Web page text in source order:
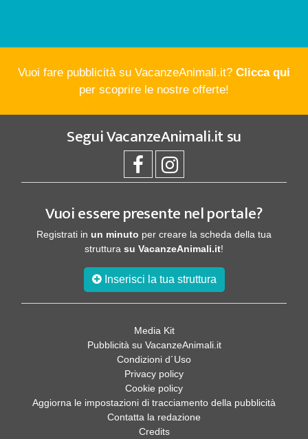
Vuoi fare pubblicità su VacanzeAnimali.it? Clicca qui
per scoprire le nostre offerte!
SeguiVacanzeAnimali.itsu
Vuoi essere presente nel portale?
Registrati in un minuto per creare la scheda della tua
struttura su VacanzeAnimali.it!
Inserisci la tua struttura
Media Kit
Pubblicità su VacanzeAnimali.it
Condizioni d´Uso
Privacy policy
Cookie policy
Aggiorna le impostazioni di tracciamento della pubblicità
Contatta la redazione
Credits